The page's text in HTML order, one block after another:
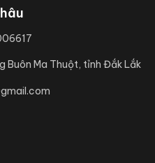
Buôn Ma Thuột, tỉnh Đắk Lắk